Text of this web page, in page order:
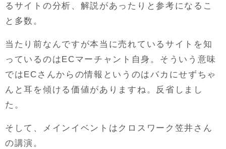
るサイトの分析、解説があったりと参考になるこ
と多数。
当たり前なんですが本当に売れているサイトを知
っているのはECマーチャント自身。そういう意味
ではECさんからの情報というのはバカにせずちゃ
んと耳を傾ける価値がありますね。反省しまし
た。
そして、メインイベントはクロスワーク笠井さん
の講演。